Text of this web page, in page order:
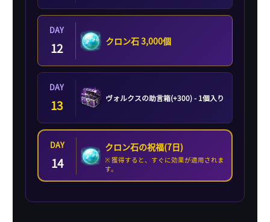
DAY
12 クロン石 3,000個
DAY
13 ヴォルクスの助言箱(+300) - 1個入り
DAY
14
クロン石の祝福(7日)
※ 獲得すると、すぐに効果が適用されま
す。